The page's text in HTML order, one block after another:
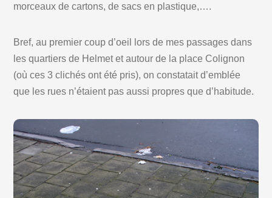
morceaux de cartons, de sacs en plastique,….
Bref, au premier coup d’oeil lors de mes passages dans
les quartiers de Helmet et autour de la place Colignon
(où ces 3 clichés ont été pris), on constatait d’emblée
que les rues n’étaient pas aussi propres que d’habitude.